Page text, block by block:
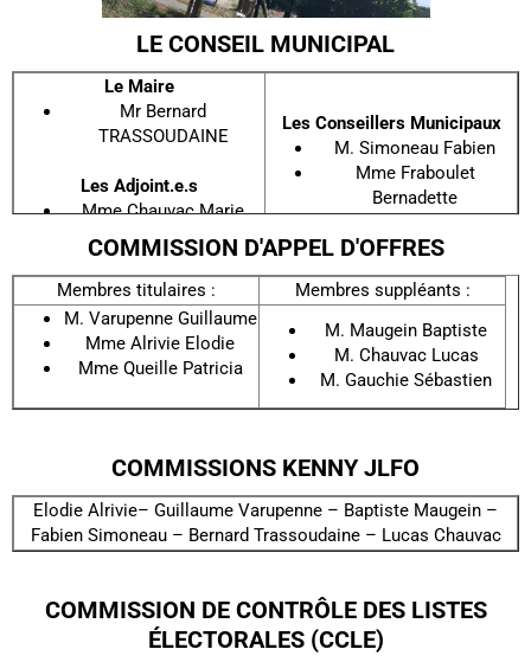
LE CONSEIL MUNICIPAL
Le Maire
Mr Bernard
TRASSOUDAINE
Les Adjoint.e.s
Mme Chauvac Marie
Paule (Déléguée à la
Communication et aux
affaires sociales)
M. Varupenne Guillaume
(Délégué aux Travaux et
au Patrimoine)
Les Conseillers Municipaux
M. Simoneau Fabien
Mme Fraboulet
Bernadette
Mme Queille Patricia
Mme Alrivie Elodie
M. Maugein Baptiste
M. Chauvac Lucas
COMMISSION D'APPEL D'OFFRES
Membres titulaires :
Membres suppléants :
M. Varupenne Guillaume
Mme Alrivie Elodie
Mme Queille Patricia
M. Maugein Baptiste
M. Chauvac Lucas
M. Gauchie Sébastien
COMMISSIONS KENNY JLFO
Elodie Alrivie– Guillaume Varupenne – Baptiste Maugein –
Fabien Simoneau – Bernard Trassoudaine – Lucas Chauvac
COMMISSION DE CONTRÔLE DES LISTES
ÉLECTORALES (CCLE)